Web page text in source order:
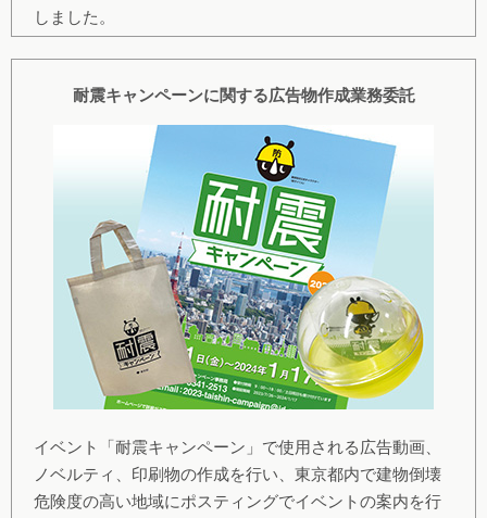
しました。
耐震キャンペーンに関する広告物作成業務委託
イベント「耐震キャンペーン」で使用される広告動画、
ノベルティ、印刷物の作成を行い、東京都内で建物倒壊
危険度の高い地域にポスティングでイベントの案内を行